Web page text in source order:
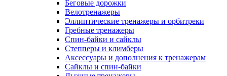
Беговые дорожки
Велотренажеры
Эллиптические тренажеры и орбитреки
Гребные тренажеры
Спин-байки и сайклы
Степперы и климберы
Аксессуары и дополнения к тренажерам
Сайклы и спин-байки